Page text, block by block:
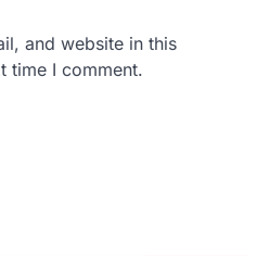
and website in this
time I comment.